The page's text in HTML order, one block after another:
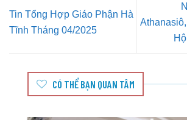
Tin Tổng Hợp Giáo Phận Hà
Tĩnh Tháng 04/2025
CÓ THỂ BẠN QUAN TÂM